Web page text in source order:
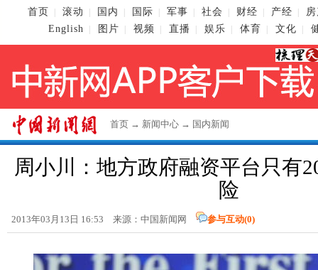
首页 滚动 国内 国际 军事 社会 财经 产经
English
图片 视频 直播 娱乐 体育 文化
首页 → 新闻中心 → 国内新闻
周小川：地方政府融资平台只有
险
2013年03月13日 16:53 来源： 中国新闻网 参与互动(0)